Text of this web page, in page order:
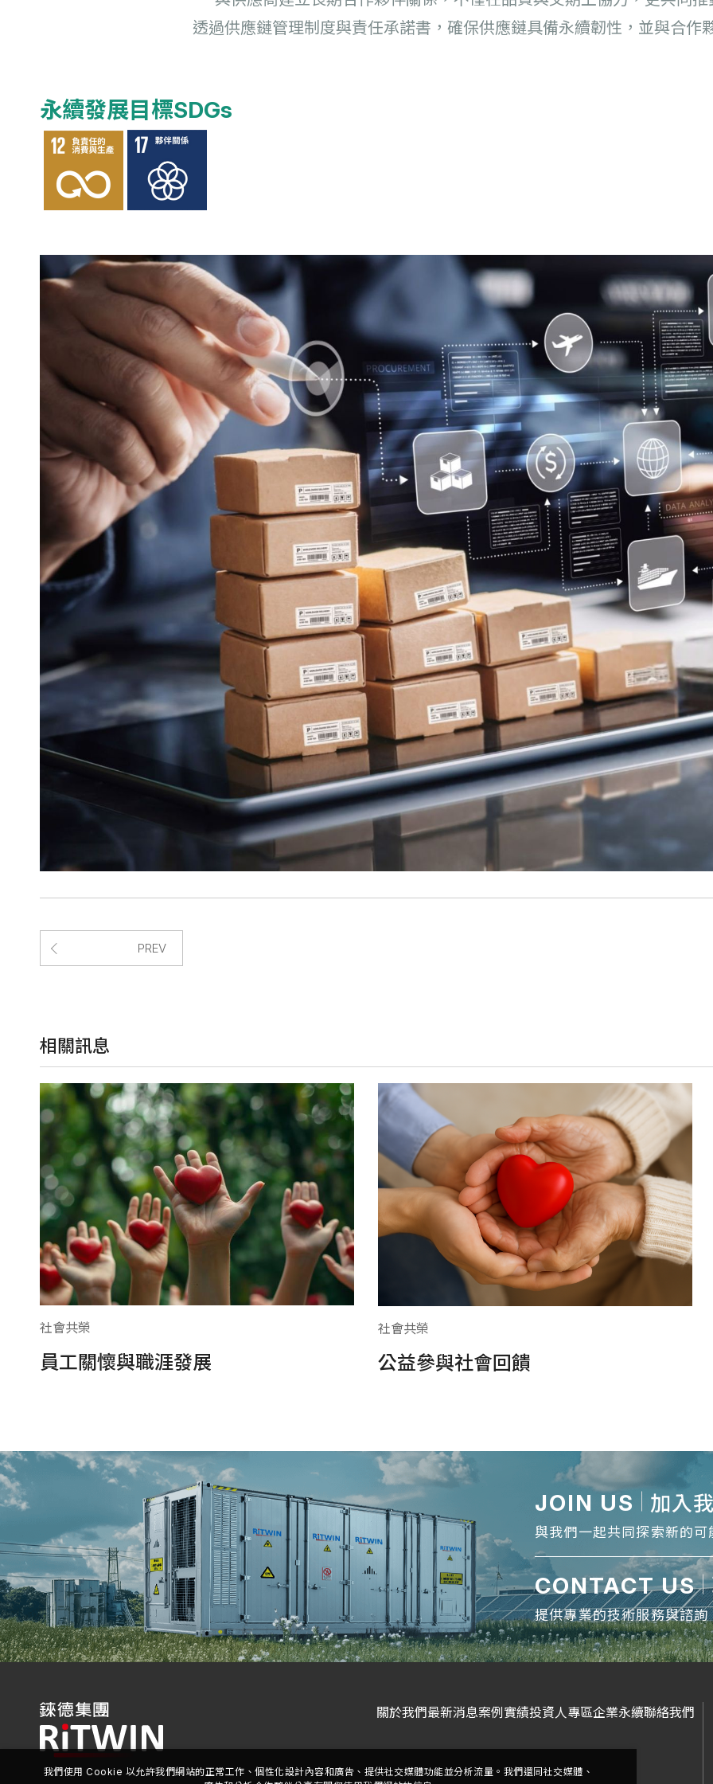
透過供應鏈管理制度與責任承諾書，確保供應鏈具備永續韌性，並與合作
永續發展目標SDGs
PREV
相關訊息
社會共榮
員工關懷與職涯發展
社會共榮
公益參與社會回饋
JOIN US 加入
與我們一起共同探索新的可
CONTACT US
提供專業的技術服務與諮
關於我們最新消息案例實績投資人專區企業永續聯絡我們
我們使用 Cookie 以允許我們網站的正常工作、個性化設計內容和廣告、提供社交媒體功能並分析流量。我們還同社交媒體、